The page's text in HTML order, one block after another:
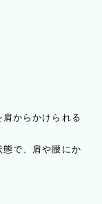
からかけられる
で、肩や腰にか